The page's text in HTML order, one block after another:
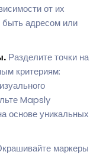
от их
быть адресом или
Разделите точки на
критериям:
Mapsly
основе уникальных
маркеры